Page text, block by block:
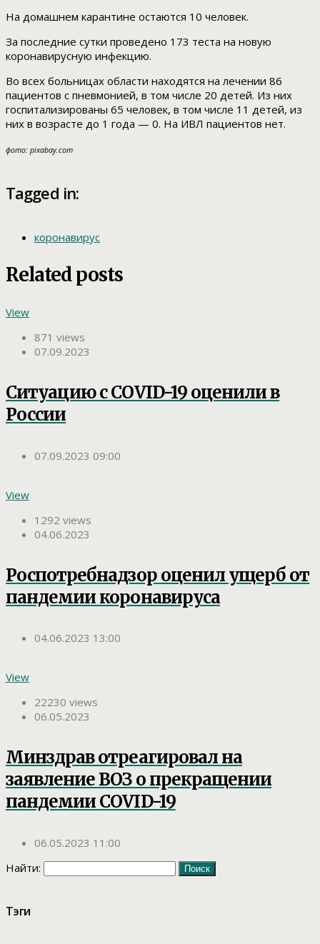
На домашнем карантине остаются 10 человек.
За последние сутки проведено 173 теста на новую
коронавирусную инфекцию.
Во всех больницах области находятся на лечении 86
пациентов с пневмонией, в том числе 20 детей. Из них
госпитализированы 65 человек, в том числе 11 детей, из
них в возрасте до 1 года — 0. На ИВЛ пациентов нет.
фото: pixabay.com
Tagged in:
коронавирус
Related posts
View
871 views
07.09.2023
Ситуацию с COVID-19 оценили в
России
07.09.2023 09:00
View
1292 views
04.06.2023
Роспотребнадзор оценил ущерб от
пандемии коронавируса
04.06.2023 13:00
View
22230 views
06.05.2023
Минздрав отреагировал на
заявление ВОЗ о прекращении
пандемии COVID-19
06.05.2023 11:00
Найти:
Тэги